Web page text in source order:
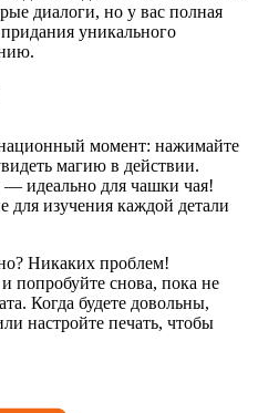
диалоги, но у вас полная
уникального
момент: нажимайте
магию в действии.
идеально для чашки чая!
для изучения каждой детали
Никаких проблем!
попробуйте снова, пока не
Когда будете довольны,
настройте печать, чтобы